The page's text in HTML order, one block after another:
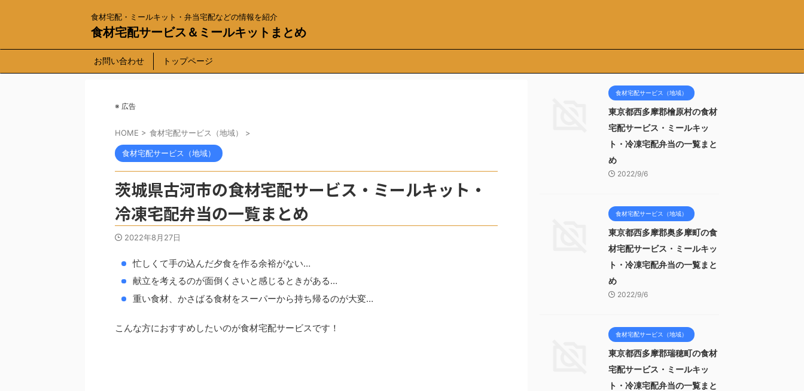
食材宅配・ミールキット・弁当宅配などの情報を紹介
食材宅配サービス＆ミールキットまとめ
お問い合わせ トップページ
※ 広告
HOME > 食材宅配サービス（地域） >
食材宅配サービス（地域）
茨城県古河市の食材宅配サービス・ミールキット・
冷凍宅配弁当の一覧まとめ
2022年8月27日
忙しくて手の込んだ夕食を作る余裕がない…
献立を考えるのが面倒くさいと感じるときがある…
重い食材、かさばる食材をスーパーから持ち帰るのが大変…
こんな方におすすめしたいのが食材宅配サービスです！
食材宅配サービス（地域）
東京都西多摩郡檜原村の食材
宅配サービス・ミールキッ
ト・冷凍宅配弁当の一覧まと
め
2022/9/6
食材宅配サービス（地域）
東京都西多摩郡奥多摩町の食
材宅配サービス・ミールキッ
ト・冷凍宅配弁当の一覧まと
め
2022/9/6
食材宅配サービス（地域）
東京都西多摩郡瑞穂町の食材
宅配サービス・ミールキッ
ト・冷凍宅配弁当の一覧まと